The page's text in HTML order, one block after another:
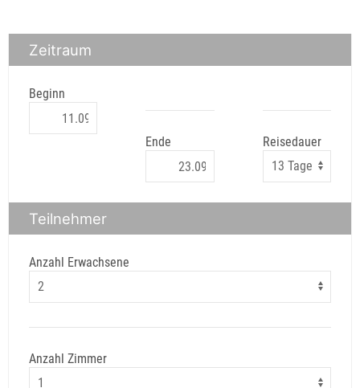
Zeitraum
Beginn
Ende Reisedauer
Teilnehmer
Anzahl Erwachsene
Anzahl Zimmer